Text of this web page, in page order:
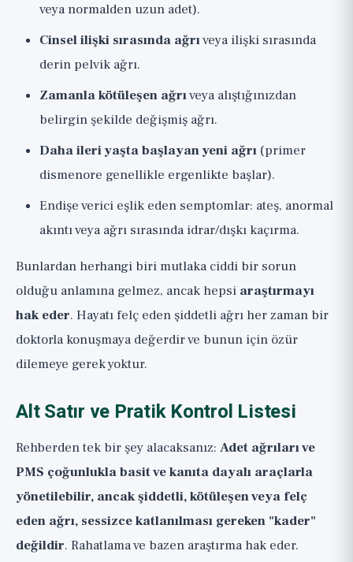
veya normalden uzun adet).
Cinsel ilişki sırasında ağrıveya ilişki sırasında
derin pelvik ağrı.
Zamanla kötüleşen ağrıveya alıştığınızdan
belirgin şekilde değişmiş ağrı.
Daha ileri yaşta başlayan yeni ağrı (primer
dismenore genellikle ergenlikte başlar).
Endişe verici eşlik eden semptomlar: ateş, anormal
akıntı veya ağrı sırasında idrar/dışkı kaçırma.
Bunlardan herhangi biri mutlaka ciddi bir sorun
olduğu anlamına gelmez, ancak hepsi araştırmayı
hak eder. Hayatı felç eden şiddetli ağrı her zaman bir
doktorla konuşmaya değerdir ve bunun için özür
dilemeye gerek yoktur.
Alt Satır ve Pratik Kontrol Listesi
Rehberden tek bir şey alacaksanız: Adet ağrıları ve
PMS çoğunlukla basit ve kanıta dayalı araçlarla
yönetilebilir, ancak şiddetli, kötüleşen veya felç
eden ağrı, sessizce katlanılması gereken "kader"
değildir. Rahatlama ve bazen araştırma hak eder.